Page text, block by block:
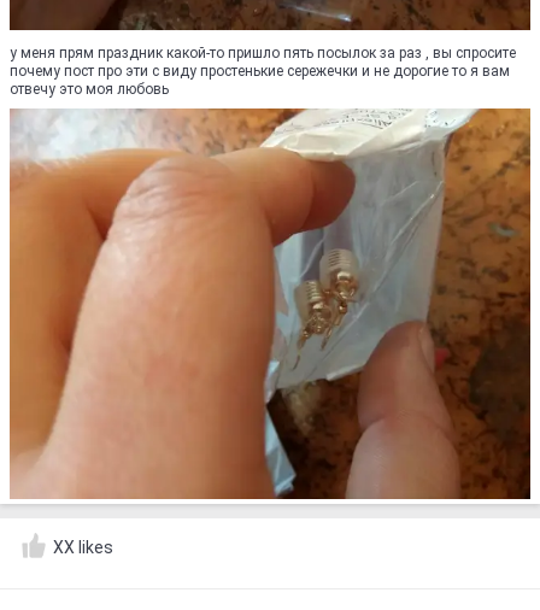
у меня прям праздник какой-то пришло пять посылок за раз , вы спросите
почему пост про эти с виду простенькие сережечки и не дорогие то я вам
отвечу это моя любовь
XX likes